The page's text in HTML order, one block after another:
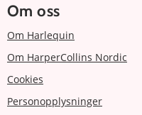
Om oss
Om Harlequin
Om HarperCollins Nordic
Cookies
Personopplysninger